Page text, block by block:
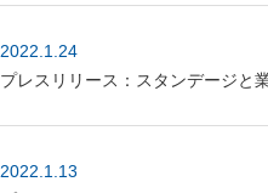
2022.1.24
プレスリリース：スタンデージと
2022.1.13